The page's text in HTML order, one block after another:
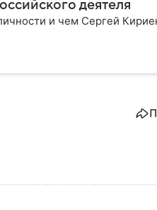
деятеля
и чем Сергей